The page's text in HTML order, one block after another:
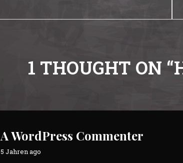
1 THOUGHT ON “
A WordPress Commenter
says:
5 Jahren ago